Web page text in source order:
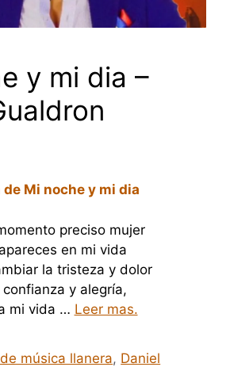
y mi dia –
de Mi noche y mi dia
preciso mujer
en mi vida
la tristeza y dolor
confianza y alegría,
mi vida … Leer mas.
música llanera, Daniel